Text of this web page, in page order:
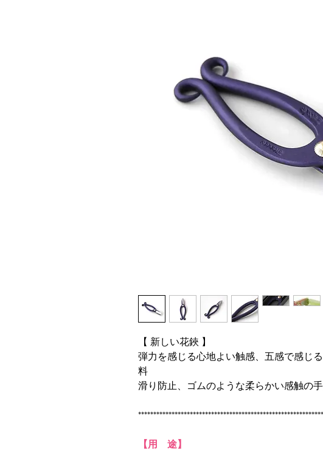
【 新しい花鋏 】
弾力を感じる心地よい触感、五感で感じ
料
滑り防止、ゴムのような柔らかい感触の手
【用 途】